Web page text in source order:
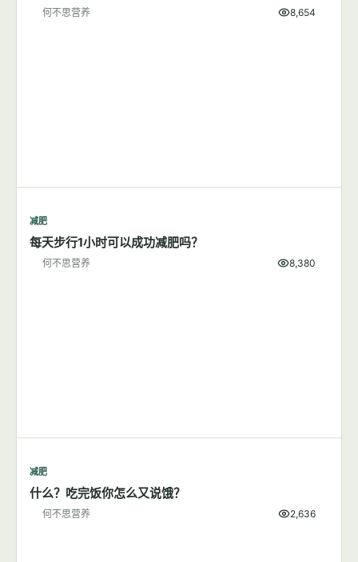
何不思营养 8,654
减肥
每天步行1小时可以成功减肥吗？
何不思营养 8,380
减肥
什么？吃完饭你怎么又说饿？
何不思营养 2,636